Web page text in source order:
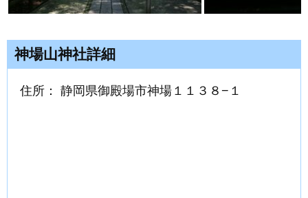
神場山神社詳細
住所： 静岡県御殿場市神場１１３８−１